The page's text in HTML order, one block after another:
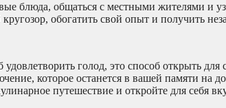
блюда, общаться с местными жителями и
обогатить свой опыт и получить
голод, это способ открыть для
которое останется в вашей памяти на
путешествие и откройте для себя